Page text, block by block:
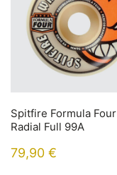
Spitfire Formula Four
Radial Full 99A
79,90 €